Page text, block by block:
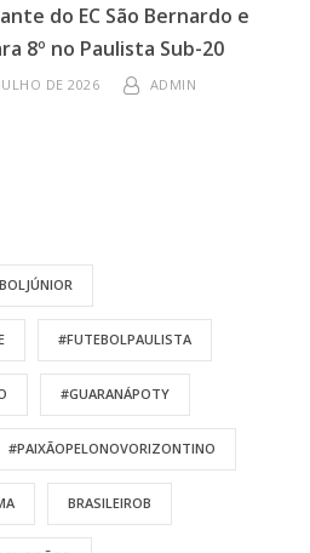
do EC São Bernardo e
8º no Paulista Sub-20
DE 2026 ADMIN
#FUTEBOLPAULISTA
#GUARANÁPOTY
#PAIXÃOPELONOVORIZONTINO
BRASILEIROB